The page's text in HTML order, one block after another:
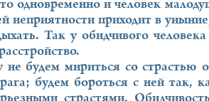
одновременно и человек
неприятности приходит в
Так у обидчивого
не будем мириться со страстью
будем бороться с ней так,